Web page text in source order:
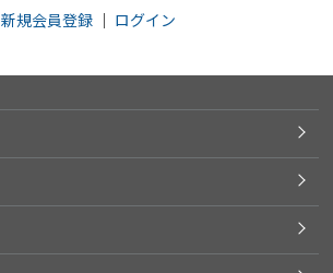
新規会員登録 ｜ ログイン